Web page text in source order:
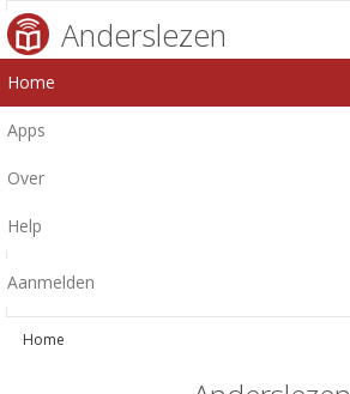
Anderslezen
Home
Apps
Over
Help
Aanmelden
Home